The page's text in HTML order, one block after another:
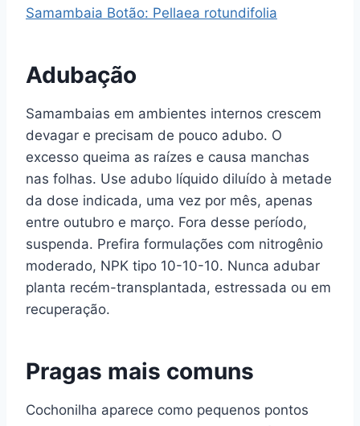
Samambaia Botão: Pellaea rotundifolia
Adubação
Samambaias em ambientes internos crescem
devagar e precisam de pouco adubo. O
excesso queima as raízes e causa manchas
nas folhas. Use adubo líquido diluído à metade
da dose indicada, uma vez por mês, apenas
entre outubro e março. Fora desse período,
suspenda. Prefira formulações com nitrogênio
moderado, NPK tipo 10-10-10. Nunca adubar
planta recém-transplantada, estressada ou em
recuperação.
Pragas mais comuns
Cochonilha aparece como pequenos pontos